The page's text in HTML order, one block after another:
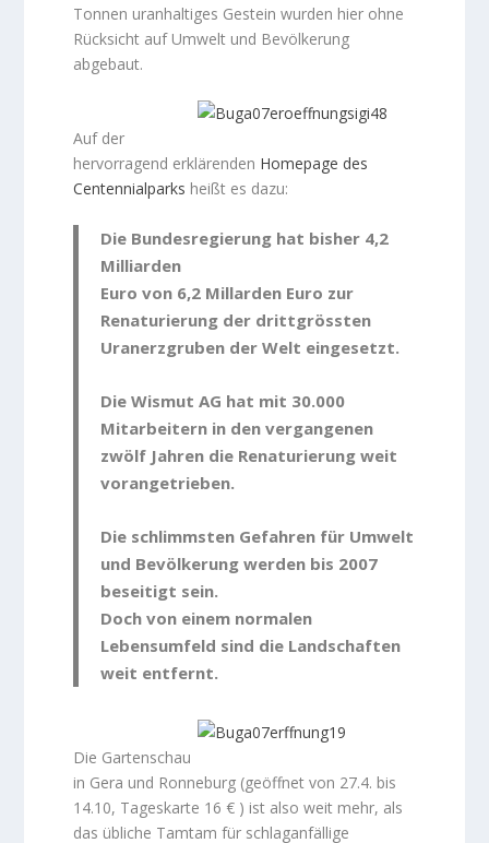
Tonnen uranhaltiges Gestein wurden hier ohne
Rücksicht auf Umwelt und Bevölkerung
abgebaut.
Auf der
hervorragend erklärenden Homepage des
Centennialparks heißt es dazu:
Die Bundesregierung hat bisher 4,2
Milliarden
Euro von 6,2 Millarden Euro zur
Renaturierung der drittgrössten
Uranerzgruben der Welt eingesetzt.
Die Wismut AG hat mit 30.000
Mitarbeitern in den vergangenen
zwölf Jahren die Renaturierung weit
vorangetrieben.
Die schlimmsten Gefahren für Umwelt
und Bevölkerung werden bis 2007
beseitigt sein.
Doch von einem normalen
Lebensumfeld sind die Landschaften
weit entfernt.
Die Gartenschau
in Gera und Ronneburg (geöffnet von 27.4. bis
14.10, Tageskarte 16 € ) ist also weit mehr, als
das übliche Tamtam für schlaganfällige